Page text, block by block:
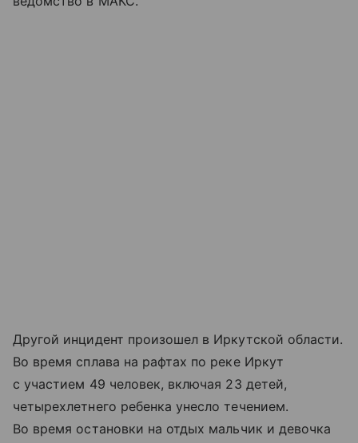
Другой инцидент произошел в Иркутской области.
Во время сплава на рафтах по реке Иркут
с участием 49 человек, включая 23 детей,
четырехлетнего ребенка унесло течением.
Во время остановки на отдых мальчик и девочка